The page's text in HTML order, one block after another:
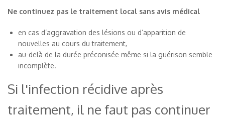
Ne continuez pas le traitement local sans avis médical
en cas d’aggravation des lésions ou d’apparition de
nouvelles au cours du traitement,
au-delà de la durée préconisée même si la guérison semble
incomplète.
Si l'infection récidive après
traitement, il ne faut pas continuer